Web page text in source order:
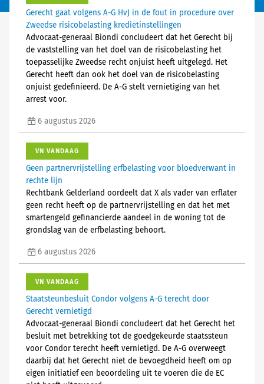
Gerecht gaat volgens A-G HvJ in de fout in procedure over
Zweedse risicobelasting kredietinstellingen
Advocaat-generaal Biondi concludeert dat het Gerecht bij
de vaststelling van het doel van de risicobelasting het
toepasselijke Zweedse recht onjuist heeft uitgelegd. Het
Gerecht heeft dan ook het doel van de risicobelasting
onjuist gedefinieerd. De A-G stelt vernietiging van het
arrest voor.
6 augustus 2026
VN VANDAAG
Geen partnervrijstelling erfbelasting voor bloedverwant in
rechte lijn
Rechtbank Gelderland oordeelt dat X als vader van erflater
geen recht heeft op de partnervrijstelling en dat het met
smartengeld gefinancierde aandeel in de woning tot de
grondslag van de erfbelasting behoort.
6 augustus 2026
VN VANDAAG
Staatsteunbesluit Condor volgens A-G terecht door
Gerecht vernietigd
Advocaat-generaal Biondi concludeert dat het Gerecht het
besluit met betrekking tot de goedgekeurde staatssteun
voor Condor terecht heeft vernietigd. De A-G overweegt
daarbij dat het Gerecht niet de bevoegdheid heeft om op
eigen initiatief een beoordeling uit te voeren die de EC